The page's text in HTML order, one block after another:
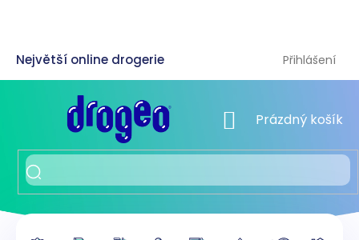
Přihlášení
NÁKUPNÍ KOŠÍK
Prázdný košík